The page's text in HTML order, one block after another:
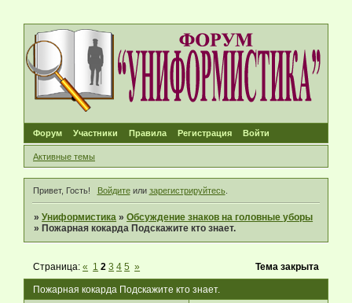
Форум Участники Правила Регистрация Войти
Активные темы
Привет, Гость! Войдитеили зарегистрируйтесь.
»Униформистика »Обсуждение знаков на головные уборы
» Пожарная кокарда Подскажите кто знает.
Пожарная кокарда Подскажите кто знает.
Страница:« 1 2 3 4 5 » Тема закрыта